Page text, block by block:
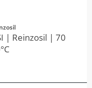
| Reinzosil | 70